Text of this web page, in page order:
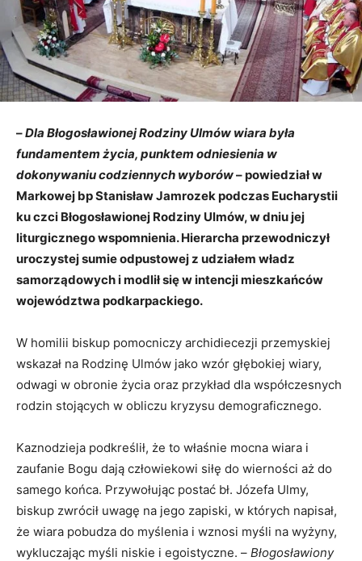
–Dla Błogosławionej Rodziny Ulmów wiara była
fundamentem życia, punktem odniesienia w
dokonywaniu codziennych wyborów– powiedział w
Markowej bp Stanisław Jamrozek podczas Eucharystii
ku czci Błogosławionej Rodziny Ulmów, w dniu jej
liturgicznego wspomnienia. Hierarcha przewodniczył
uroczystej sumie odpustowej z udziałem władz
samorządowych i modlił się w intencji mieszkańców
województwa podkarpackiego.
W homilii biskup pomocniczy archidiecezji przemyskiej
wskazał na Rodzinę Ulmów jako wzór głębokiej wiary,
odwagi w obronie życia oraz przykład dla współczesnych
rodzin stojących w obliczu kryzysu demograficznego.
Kaznodzieja podkreślił, że to właśnie mocna wiara i
zaufanie Bogu dają człowiekowi siłę do wierności aż do
samego końca. Przywołując postać bł. Józefa Ulmy,
biskup zwrócił uwagę na jego zapiski, w których napisał,
że wiara pobudza do myślenia i wznosi myśli na wyżyny,
wykluczając myśli niskie i egoistyczne. – Błogosławiony